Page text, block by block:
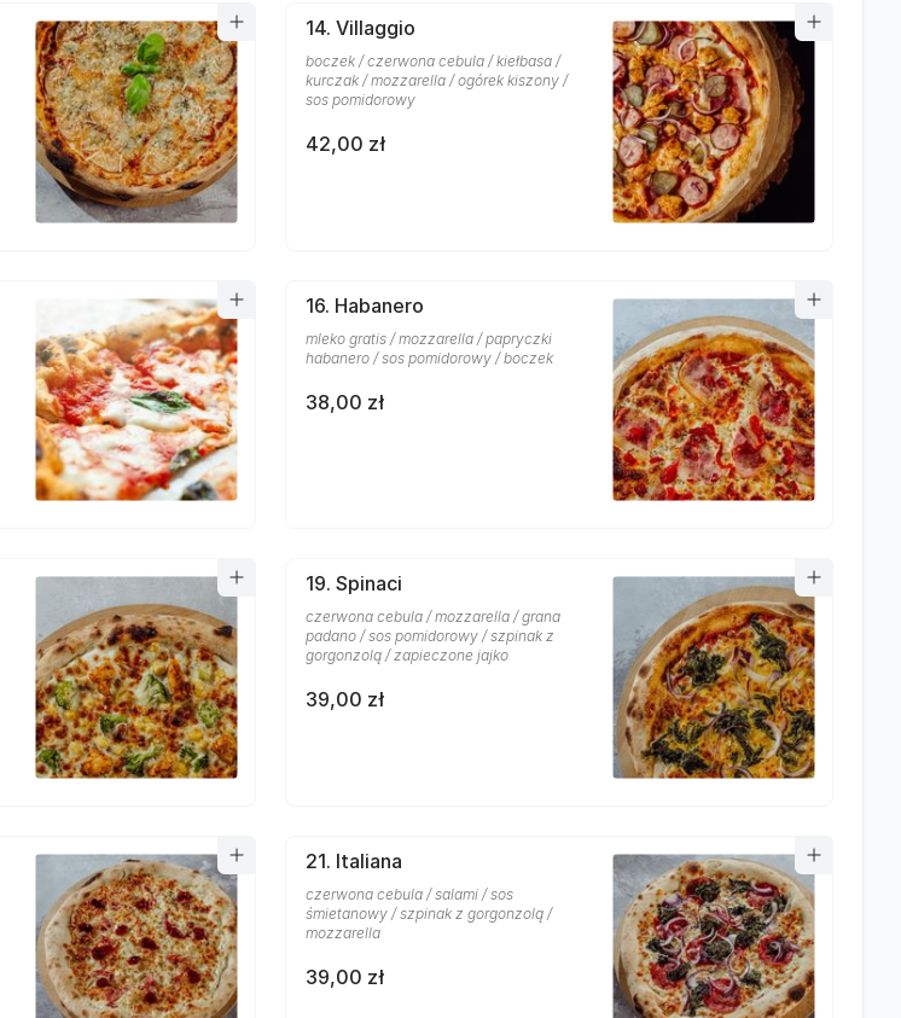
14. Villaggio
boczek / czerwona cebula / kiełbasa /
kurczak / mozzarella / ogórek kiszony /
sos pomidorowy
42,00 zł
16. Habanero
mleko gratis / mozzarella / papryczki
habanero / sos pomidorowy / boczek
38,00 zł
19. Spinaci
czerwona cebula / mozzarella / grana
padano / sos pomidorowy / szpinak z
gorgonzolą / zapieczone jajko
39,00 zł
21. Italiana
czerwona cebula / salami / sos
śmietanowy / szpinak z gorgonzolą /
mozzarella
39,00 zł